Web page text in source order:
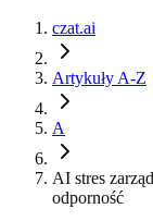
czat.ai
Artykuły A-Z
A
AI stres
odporność